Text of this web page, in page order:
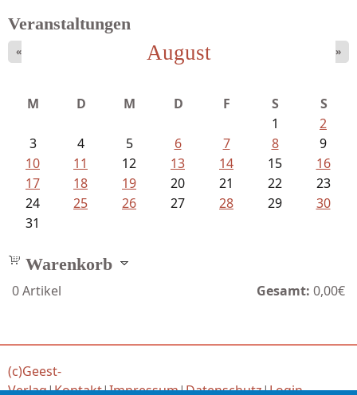
Veranstaltungen
August
« »
M D M D F S
S
1
2
3
4 5 6 7 8
9
10
11 12 13 14 15
16
17
18 19 20 21 22
23
24
25 26 27 28 29
30
31
Warenkorb
0Artikel Gesamt: 0,00€
(c)Geest-
Verlag|Kontakt|Impressum|Datenschutz|Login